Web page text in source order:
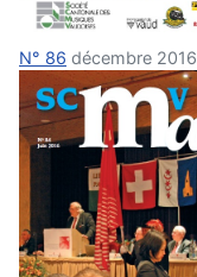
N° 86 décembre 2016